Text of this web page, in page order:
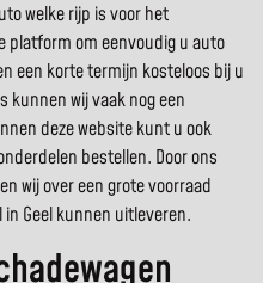
welke rijp is voor het
platform om eenvoudig u auto
een korte termijn kosteloos bij u
kunnen wij vaak nog een
deze website kunt u ook
bestellen. Door ons
wij over een grote voorraad
Geel kunnen uitleveren.